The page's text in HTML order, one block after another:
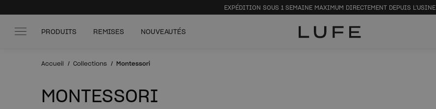
EXPÉDITION SOUS 1 SEMAINE MAXIMUM DIRECTEMENT DEPUIS L’USINE
PRODUITS REMISES NOUVEAUTÉS
Accueil Collections Montessori
MONTESSORI